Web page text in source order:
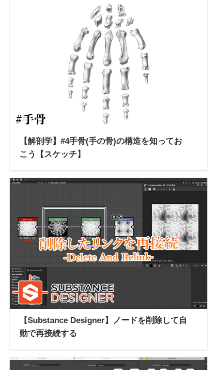
【解剖学】#4手骨(手の骨)の構造を知ってお
こう【スケッチ】
【Substance Designer】ノードを削除して自
動で再接続する